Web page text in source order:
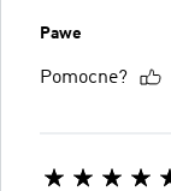
Pawe
Pomocne?